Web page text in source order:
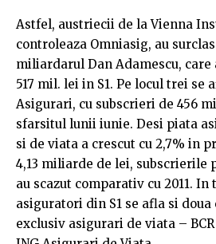
Astfel, austriecii de la Vienna
controleaza Omniasig, au
miliardarul Dan Adamescu, care
517 mil. lei in S1. Pe locul trei se
Asigurari, cu sub­scrieri de 456
sfarsitul lunii iunie. Desi piata
si de viata a crescut cu 2,7% in
4,13 miliarde de lei,
au scazut comparativ cu 2011.
asiguratori din S1 se afla si
exclusiv asigurari de viata –